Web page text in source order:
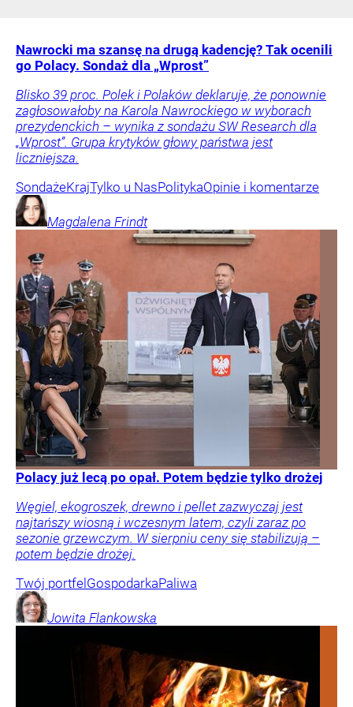
Nawrocki ma szansę na drugą kadencję? Tak ocenili
go Polacy. Sondaż dla „Wprost”
Blisko 39 proc. Polek i Polaków deklaruje, że ponownie
zagłosowałoby na Karola Nawrockiego w wyborach
prezydenckich – wynika z sondażu SW Research dla
„Wprost”. Grupa krytyków głowy państwa jest
liczniejsza.
SondażeKrajTylko u NasPolitykaOpinie i komentarze
Magdalena Frindt
Polacy już lecą po opał. Potem będzie tylko drożej
Węgiel, ekogroszek, drewno i pellet zazwyczaj jest
najtańszy wiosną i wczesnym latem, czyli zaraz po
sezonie grzewczym. W sierpniu ceny się stabilizują –
potem będzie drożej.
Twój portfelGospodarkaPaliwa
Jowita Flankowska